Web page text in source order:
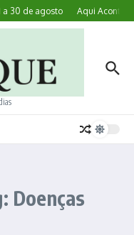
a 30 de agosto Aqui
Doenças